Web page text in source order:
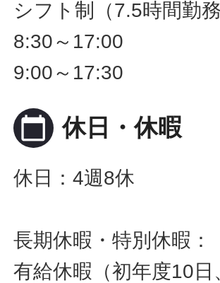
シフト制（7.5時間勤務
8:30～17:00
9:00～17:30
calendar_today 休日・休暇
休日：4週8休
長期休暇・特別休暇：
有給休暇（初年度10